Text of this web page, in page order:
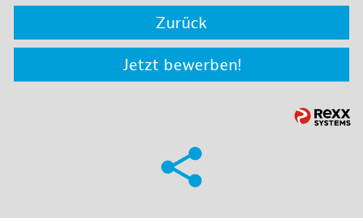
Zurück
Jetzt bewerben!